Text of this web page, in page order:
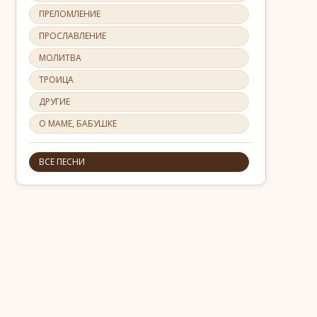
ПРЕЛОМЛЕНИЕ
ПРОСЛАВЛЕНИЕ
МОЛИТВА
ТРОИЦА
ДРУГИЕ
О МАМЕ, БАБУШКЕ
ВСЕ ПЕСНИ